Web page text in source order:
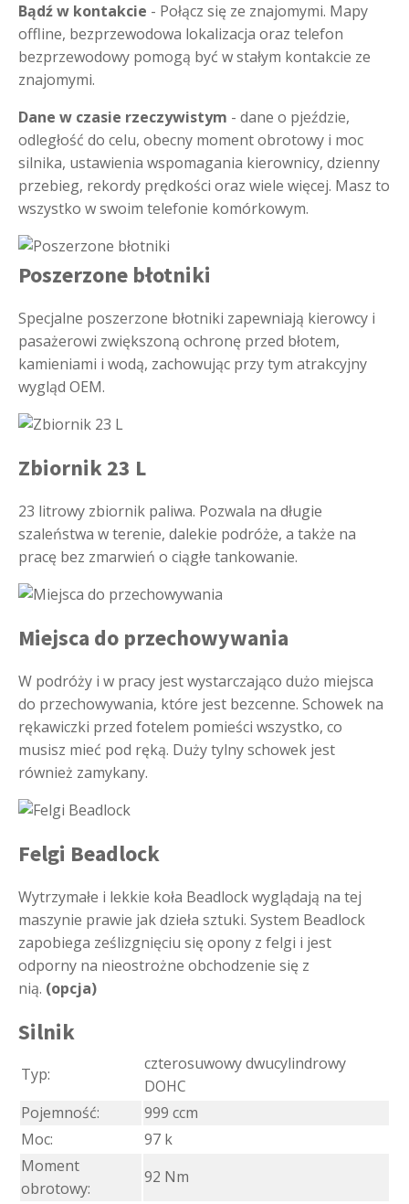
Bądź w kontakcie - Połącz się ze znajomymi. Mapy
offline, bezprzewodowa lokalizacja oraz telefon
bezprzewodowy pomogą być w stałym kontakcie ze
znajomymi.
Dane w czasie rzeczywistym - dane o pjeździe,
odległość do celu, obecny moment obrotowy i moc
silnika, ustawienia wspomagania kierownicy, dzienny
przebieg, rekordy prędkości oraz wiele więcej. Masz to
wszystko w swoim telefonie komórkowym.
Poszerzone błotniki
Specjalne poszerzone błotniki zapewniają kierowcy i
pasażerowi zwiększoną ochronę przed błotem,
kamieniami i wodą, zachowując przy tym atrakcyjny
wygląd OEM.
Zbiornik 23 L
23 litrowy zbiornik paliwa. Pozwala na długie
szaleństwa w terenie, dalekie podróże, a także na
pracę bez zmarwień o ciągłe tankowanie.
Miejsca do przechowywania
W podróży i w pracy jest wystarczająco dużo miejsca
do przechowywania, które jest bezcenne. Schowek na
rękawiczki przed fotelem pomieści wszystko, co
musisz mieć pod ręką. Duży tylny schowek jest
również zamykany.
Felgi Beadlock
Wytrzymałe i lekkie koła Beadlock wyglądają na tej
maszynie prawie jak dzieła sztuki. System Beadlock
zapobiega ześlizgnięciu się opony z felgi i jest
odporny na nieostrożne obchodzenie się z
nią. (opcja)
Silnik
Typ:
czterosuwowy dwucylindrowy
DOHC
Pojemność:
999 ccm
Moc:
97 k
Moment
obrotowy:
92 Nm